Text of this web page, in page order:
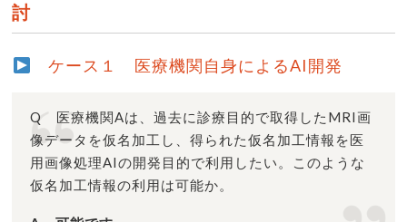
討
ケース１ 医療機関自身によるAI開発
Q 医療機関Aは、過去に診療目的で取得したMRI画
像データを仮名加工し、得られた仮名加工情報を医
用画像処理AIの開発目的で利用したい。このような
仮名加工情報の利用は可能か。